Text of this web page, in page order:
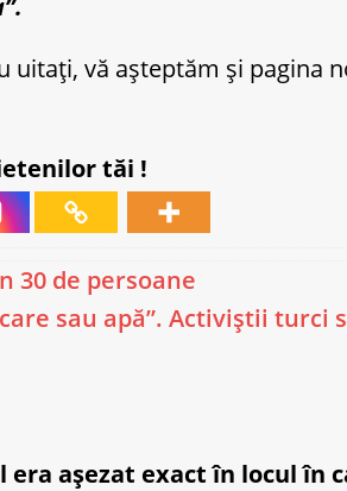
uitați, vă așteptăm și pagina
tăi !
30 de persoane
sau apă”. Activiștii turci
era așezat exact în locul în